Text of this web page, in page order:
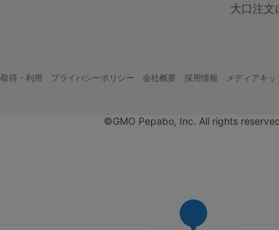
大口注文
得・利用 プライバシーポリシー 会社概要 採用情報 メディアキッ
©GMO Pepabo, Inc. All rights